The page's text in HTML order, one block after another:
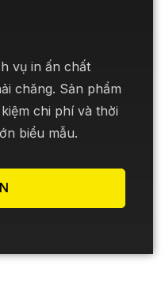
vụ in ấn chất
chăng. Sản phẩm
chi phí và thời
biểu mẫu.